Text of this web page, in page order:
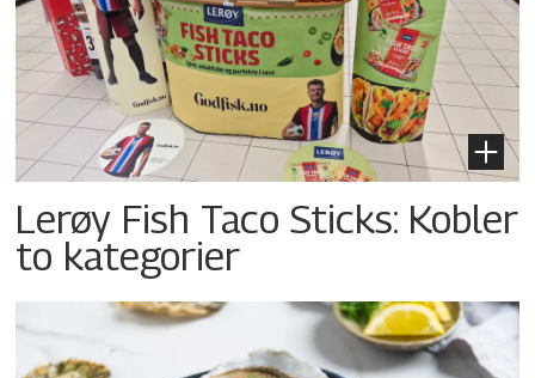
Lerøy Fish Taco Sticks: Kobler
to kategorier